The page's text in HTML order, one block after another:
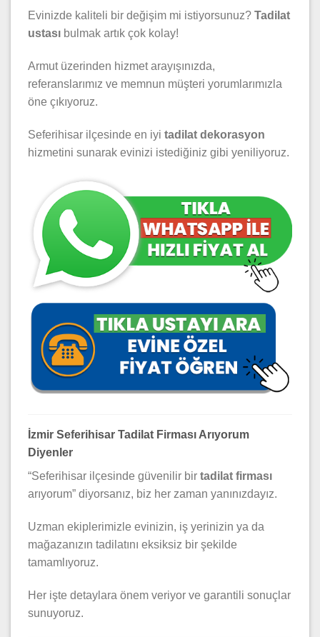
Evinizde kaliteli bir değişim mi istiyorsunuz? Tadilat
ustası bulmak artık çok kolay!
Armut üzerinden hizmet arayışınızda,
referanslarımız ve memnun müşteri yorumlarımızla
öne çıkıyoruz.
Seferihisar ilçesinde en iyi tadilat dekorasyon
hizmetini sunarak evinizi istediğiniz gibi yeniliyoruz.
İzmir Seferihisar Tadilat Firması Arıyorum
Diyenler
“Seferihisar ilçesinde güvenilir bir tadilat firması
arıyorum” diyorsanız, biz her zaman yanınızdayız.
Uzman ekiplerimizle evinizin, iş yerinizin ya da
mağazanızın tadilatını eksiksiz bir şekilde
tamamlıyoruz.
Her işte detaylara önem veriyor ve garantili sonuçlar
sunuyoruz.